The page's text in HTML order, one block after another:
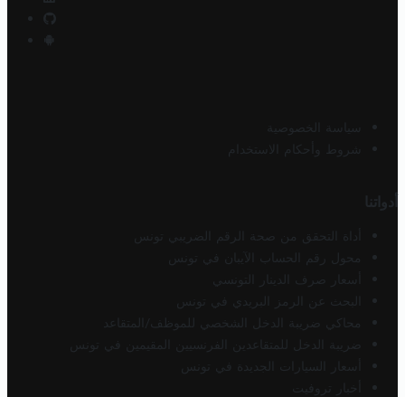
سياسة الخصوصية
شروط وأحكام الاستخدام
أدواتنا
أداة التحقق من صحة الرقم الضريبي تونس
محول رقم الحساب الآيبان في تونس
أسعار صرف الدينار التونسي
البحث عن الرمز البريدي في تونس
محاكي ضريبة الدخل الشخصي للموظف/المتقاعد
ضريبة الدخل للمتقاعدين الفرنسيين المقيمين في تونس
أسعار السيارات الجديدة في تونس
أخبار تروفيت